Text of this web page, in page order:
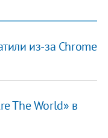
из-за Chrome
The World» в